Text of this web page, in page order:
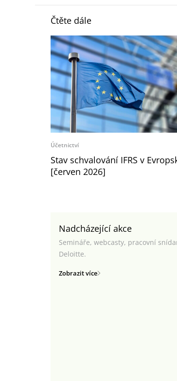
Čtěte dále
Účetnictví
Stav schvalování IFRS v
[červen 2026]
Nadcházející akce
Semináře, webcasty, pracovní
Deloitte.
Zobrazit více